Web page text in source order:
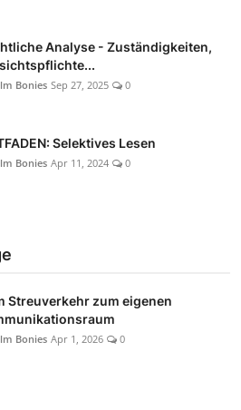
Analyse - Zuständigkeiten,
Bonies Sep 27, 2025 0
Selektives Lesen
Bonies Apr 11, 2024 0
Streuverkehr zum eigenen
Bonies Apr 1, 2026 0